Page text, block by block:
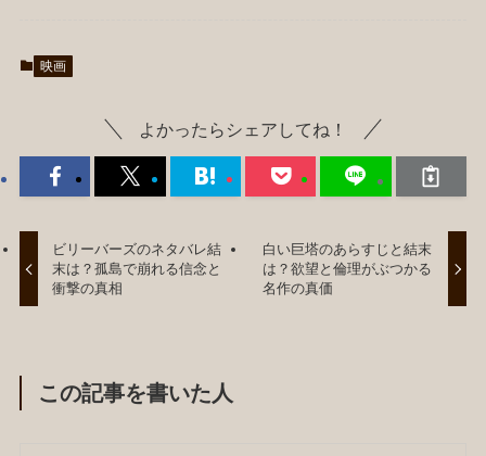
映画
よかったらシェアしてね！
ビリーバーズのネタバレ結
末は？孤島で崩れる信念と
衝撃の真相
白い巨塔のあらすじと結末
は？欲望と倫理がぶつかる
名作の真価
この記事を書いた人